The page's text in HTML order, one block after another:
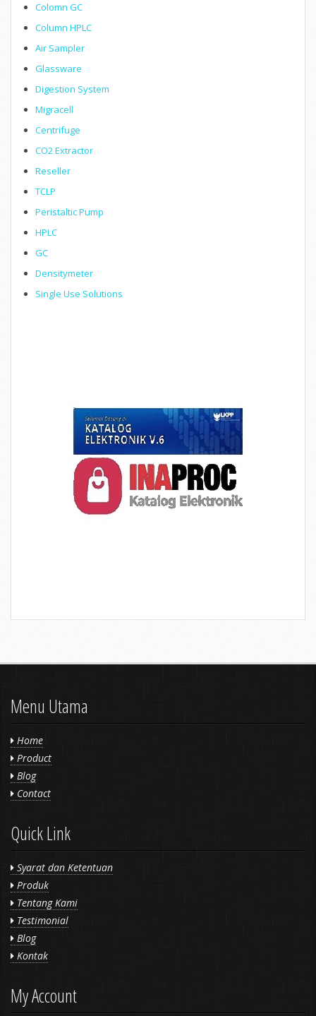
Colomn GC
Column HPLC
Air Sampler
Glassware
Digestion System
Migracell
Centrifuge
CO2 Extractor
Reseller
TCLP
Peristaltic Pump
HPLC
GC
Densitymeter
Single Use Solutions
Menu Utama
Home
Product
Blog
Contact
Quick Link
Syarat dan Ketentuan
Produk
Tentang Kami
Testimonial
Blog
Kontak
My Account